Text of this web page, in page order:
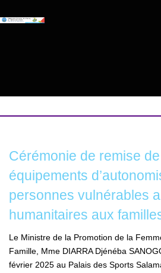
Cérémonie de remise
équipements
personnes vulnérables
humanitaires aux
Le Ministre de la Promotion de la
Famille, Mme DIARRA Djénéba
février 2025 au Palais des Sports